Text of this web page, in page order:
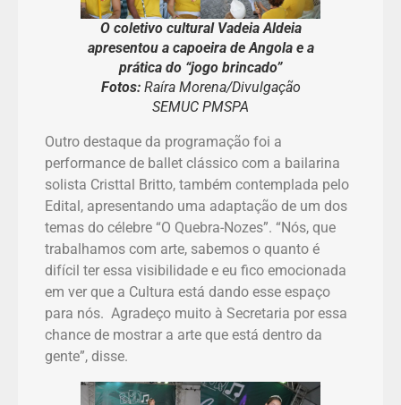
O coletivo cultural Vadeia Aldeia
apresentou a capoeira de Angola e a
prática do “jogo brincado”
Fotos:Raíra Morena/Divulgação
SEMUC PMSPA
Outro destaque da programação foi a
performance de ballet clássico com a bailarina
solista Cristtal Britto, também contemplada pelo
Edital, apresentando uma adaptação de um dos
temas do célebre “O Quebra-Nozes”. “Nós, que
trabalhamos com arte, sabemos o quanto é
difícil ter essa visibilidade e eu fico emocionada
em ver que a Cultura está dando esse espaço
para nós. Agradeço muito à Secretaria por essa
chance de mostrar a arte que está dentro da
gente”, disse.